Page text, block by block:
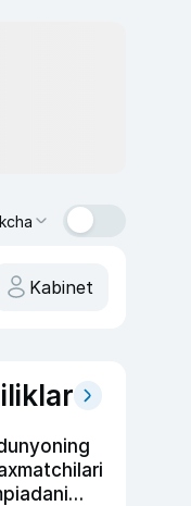
Kabinet